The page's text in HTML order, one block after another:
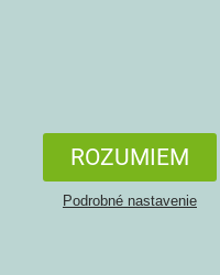
ROZUMIEM
Podrobné nastavenie